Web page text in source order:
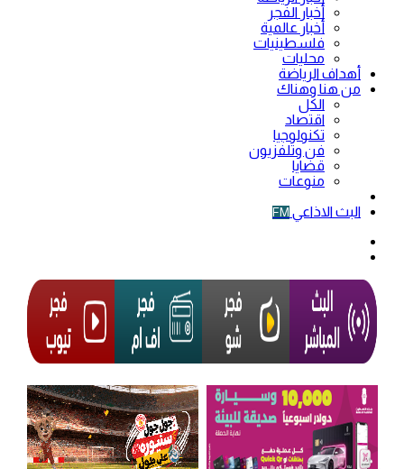
أخبار الفجر
أخبار عالمية
فلسطينيات
محليات
أهداف الرياضة
من هنا وهناك
الكل
اقتصاد
تكنولوجيا
فن وتلفزيون
قضايا
منوعات
البث الاذاعي FM